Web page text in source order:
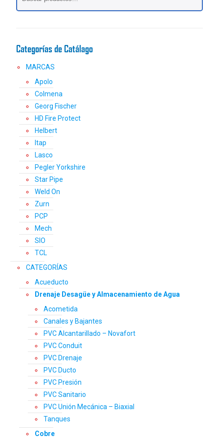
página
producto
Categorías de Catálago
MARCAS
Apolo
Colmena
Georg Fischer
HD Fire Protect
Helbert
Itap
Lasco
Pegler Yorkshire
Star Pipe
Weld On
Zurn
PCP
Mech
SIO
TCL
CATEGORÍAS
Acueducto
Drenaje Desagüe y Almacenamiento de Agua
Acometida
Canales y Bajantes
PVC Alcantarillado – Novafort
PVC Conduit
PVC Drenaje
PVC Ducto
PVC Presión
PVC Sanitario
PVC Unión Mecánica – Biaxial
Tanques
Cobre